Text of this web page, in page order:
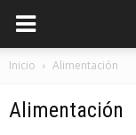
Inicio Alimentación
Alimentación